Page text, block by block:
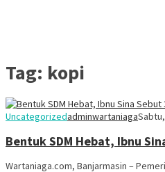
Tag: kopi
Uncategorizedadminwartaniaga
Bentuk SDM Hebat, Ibnu
Wartaniaga.com, Banjarmasin –